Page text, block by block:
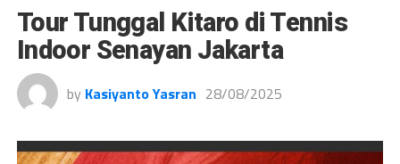
Tour Tunggal Kitaro di Tennis
Indoor Senayan Jakarta
by Kasiyanto Yasran 28/08/2025